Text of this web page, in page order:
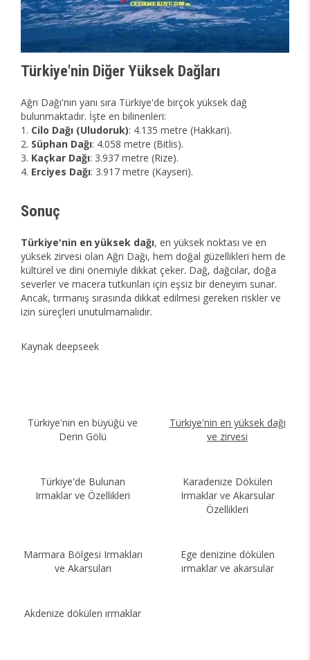
Türkiye'nin Diğer Yüksek Dağları
Ağrı Dağı'nın yanı sıra Türkiye'de birçok yüksek dağ
bulunmaktadır. İşte en bilinenleri:
1. Cilo Dağı (Uludoruk): 4.135 metre (Hakkari).
2. Süphan Dağı: 4.058 metre (Bitlis).
3. Kaçkar Dağı: 3.937 metre (Rize).
4. Erciyes Dağı: 3.917 metre (Kayseri).
Sonuç
Türkiye'nin en yüksek dağı, en yüksek noktası ve en
yüksek zirvesi olan Ağrı Dağı, hem doğal güzellikleri hem de
kültürel ve dini önemiyle dikkat çeker. Dağ, dağcılar, doğa
severler ve macera tutkunları için eşsiz bir deneyim sunar.
Ancak, tırmanış sırasında dikkat edilmesi gereken riskler ve
izin süreçleri unutulmamalıdır.
Kaynak deepseek
Türkiye'nin en büyüğü ve
Derin Gölü
Türkiye'nin en yüksek dağı
ve zirvesi
Türkiye'de Bulunan
Irmaklar ve Özellikleri
Karadenize Dökülen
Irmaklar ve Akarsular
Özellikleri
Marmara Bölgesi Irmakları
ve Akarsuları
Ege denizine dökülen
ırmaklar ve akarsular
Akdenize dökülen ırmaklar